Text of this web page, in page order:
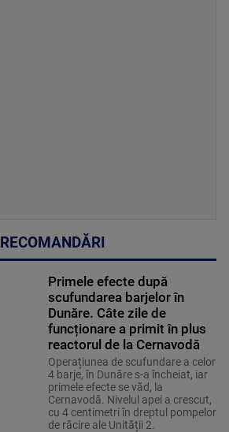
RECOMANDĂRI
Primele efecte după
scufundarea barjelor în
Dunăre. Câte zile de
funcționare a primit în plus
reactorul de la Cernavodă
Operațiunea de scufundare a celor
4 barje, în Dunăre s-a încheiat, iar
primele efecte se văd, la
Cernavodă. Nivelul apei a crescut,
cu 4 centimetri în dreptul pompelor
de răcire ale Unității 2.